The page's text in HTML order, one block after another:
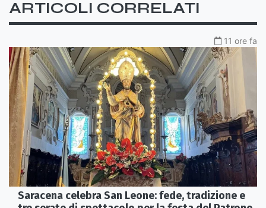
ARTICOLI CORRELATI
11 ore fa
Saracena celebra San Leone: fede, tradizione e